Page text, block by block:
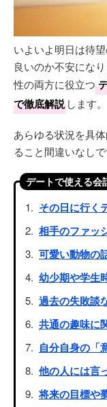
いよいよ明日は待
良いのか不安にな
性の両方に役立つ
で徹底解説 します。
あらゆる状況を具
ること間違いなしで
デートで使える会
その日に行く
相手のファッ
可愛い動物の
幼少期や学生
過去の失敗談
共通の趣味に
自分自身の「
他の人には言
将来の目標や